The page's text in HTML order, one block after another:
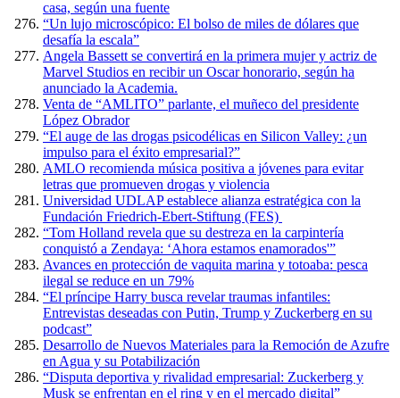
casa, según una fuente
“Un lujo microscópico: El bolso de miles de dólares que
desafía la escala”
Angela Bassett se convertirá en la primera mujer y actriz de
Marvel Studios en recibir un Oscar honorario, según ha
anunciado la Academia.
Venta de “AMLITO” parlante, el muñeco del presidente
López Obrador
“El auge de las drogas psicodélicas en Silicon Valley: ¿un
impulso para el éxito empresarial?”
AMLO recomienda música positiva a jóvenes para evitar
letras que promueven drogas y violencia
Universidad UDLAP establece alianza estratégica con la
Fundación Friedrich-Ebert-Stiftung (FES)
“Tom Holland revela que su destreza en la carpintería
conquistó a Zendaya: ‘Ahora estamos enamorados'”
Avances en protección de vaquita marina y totoaba: pesca
ilegal se reduce en un 79%
“El príncipe Harry busca revelar traumas infantiles:
Entrevistas deseadas con Putin, Trump y Zuckerberg en su
podcast”
Desarrollo de Nuevos Materiales para la Remoción de Azufre
en Agua y su Potabilización
“Disputa deportiva y rivalidad empresarial: Zuckerberg y
Musk se enfrentan en el ring y en el mercado digital”